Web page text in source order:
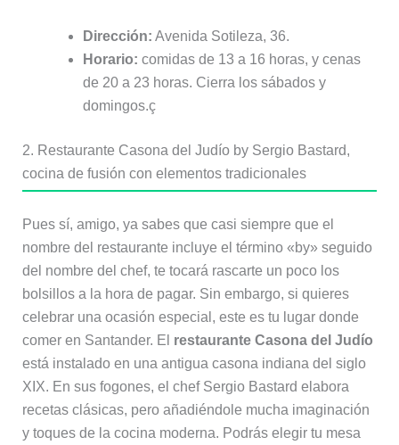
Dirección: Avenida Sotileza, 36.
Horario: comidas de 13 a 16 horas, y cenas
de 20 a 23 horas. Cierra los sábados y
domingos.ç
2. Restaurante Casona del Judío by Sergio Bastard,
cocina de fusión con elementos tradicionales
Pues sí, amigo, ya sabes que casi siempre que el
nombre del restaurante incluye el término «by» seguido
del nombre del chef, te tocará rascarte un poco los
bolsillos a la hora de pagar. Sin embargo, si quieres
celebrar una ocasión especial, este es tu lugar donde
comer en Santander. El restaurante Casona del Judío
está instalado en una antigua casona indiana del siglo
XIX. En sus fogones, el chef Sergio Bastard elabora
recetas clásicas, pero añadiéndole mucha imaginación
y toques de la cocina moderna. Podrás elegir tu mesa